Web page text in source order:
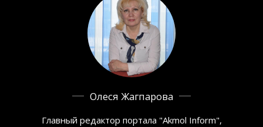
Олеся Жагпарова
Главный редактор портала "Akmol Inform",